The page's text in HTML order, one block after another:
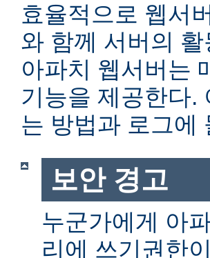
효율적으로 웹서
와 함께 서버의
아파치 웹서버는
기능을 제공한다.
는 방법과 로그에
보안 경고
누군가에게 아
리에 쓰기권한